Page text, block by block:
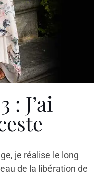
: J’ai
je réalise le long
de la libération de